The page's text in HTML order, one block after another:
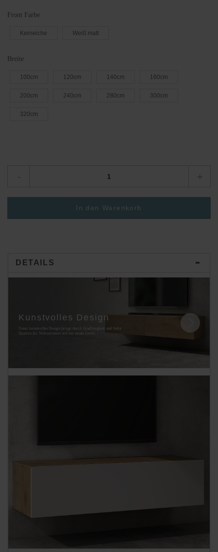
Front Farbe
Kerneiche Weiß matt
Breite
100cm 120cm 140cm 160cm
200cm 240cm 280cm 300cm
320cm
- +
In den Warenkorb
DETAILS
Kunstvolles Design
Unser kunstvolles Design bringt durch Gradlinigkeit und hohe
Qualität Ihr Wohnzimmer auf ein neues Level.